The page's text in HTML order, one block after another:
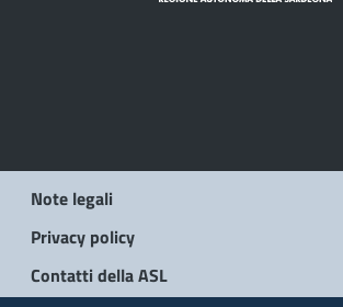
Note legali
Privacy policy
Contatti della ASL